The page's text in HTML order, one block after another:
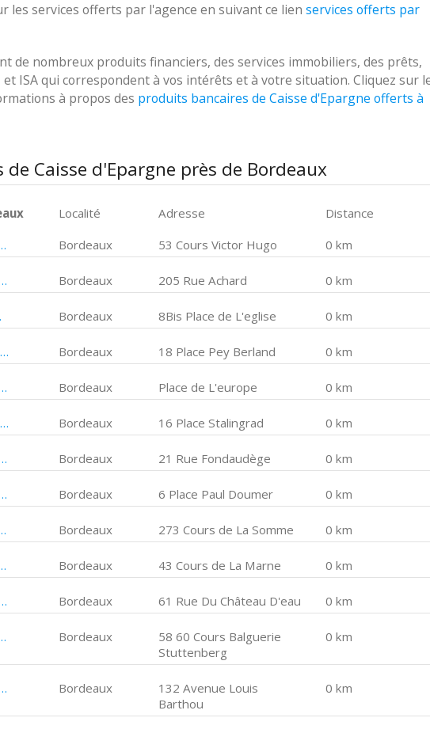
les services offerts par l'agence en suivant ce lien services offerts par
de nombreux produits financiers, des services immobiliers, des prêts,
ISA qui correspondent à vos intérêts et à votre situation. Cliquez sur
à propos des produits bancaires de Caisse d'Epargne offerts à
Caisse d'Epargne près de Bordeaux
Localité Adresse
Distance
Cours Victor Hugo
Bordeaux 53 Cours Victor Hugo 0 km
205 Rue Achard Bordeaux 205 Rue Achard 0 km
Bordeaux 8Bis Place de L'eglise 0 km
Caisse d'Epargne Bordeaux 18 Place Pey Berland Bordeaux 18 Place Pey Berland 0 km
Place de L'europe Bordeaux Place de L'europe 0 km
Caisse d'Epargne Bordeaux 16 Place Stalingrad Bordeaux 16 Place Stalingrad 0 km
21 Rue Fondaudège Bordeaux 21 Rue Fondaudège 0 km
6 Place Paul Doumer Bordeaux 6 Place Paul Doumer 0 km
Cours de La Somme Bordeaux 273 Cours de La Somme 0 km
Cours de La Marne Bordeaux 43 Cours de La Marne 0 km
61 Rue Du Château D'eau Bordeaux 61 Rue Du Château D'eau 0 km
Balguerie Stuttenberg Bordeaux
58 60 Cours Balguerie
Stuttenberg
0 km
132 Avenue Louis Barthou Bordeaux
132 Avenue Louis
Barthou
0 km